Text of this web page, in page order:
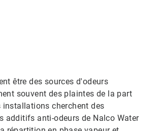
être des sources d'odeurs
souvent des plaintes de la part
installations cherchent des
additifs anti-odeurs de Nalco Water